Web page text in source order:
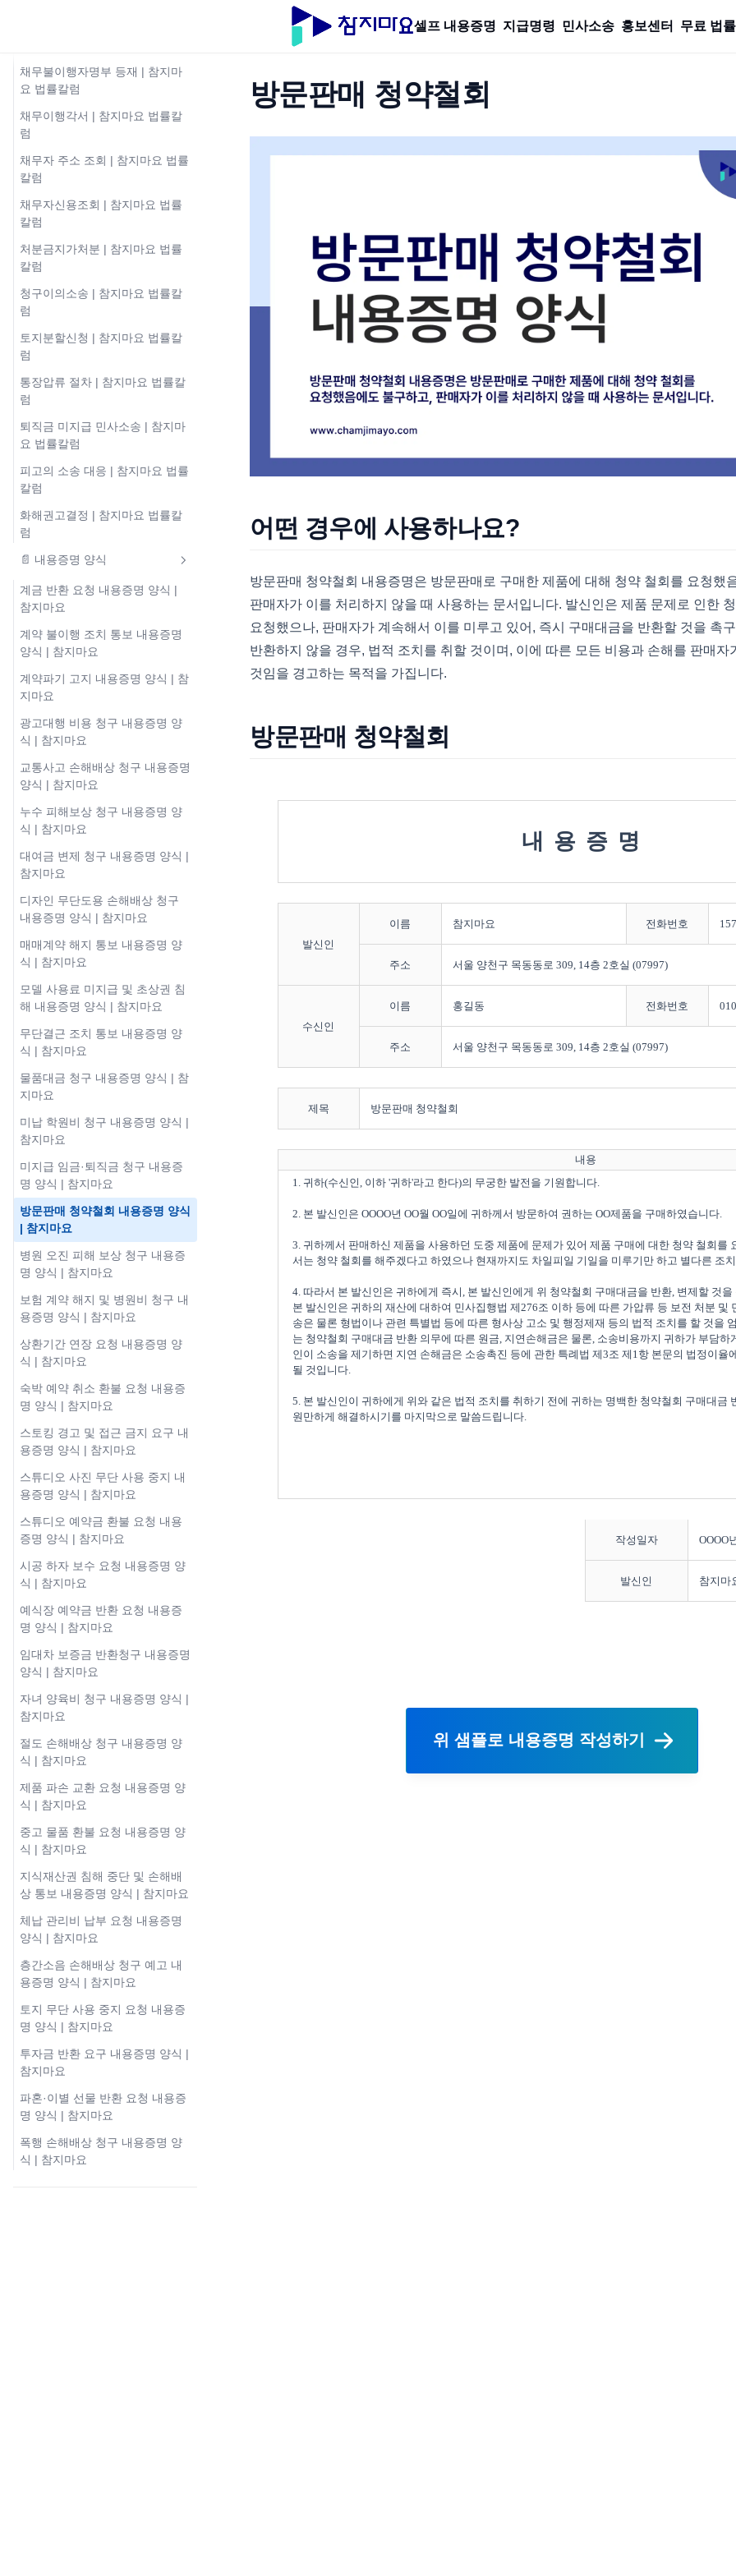
셀프 내용증명 지급명령 민사소송 홍보센터 무료 법
채무불이행자명부 등재 | 참지마
요 법률칼럼
채무이행각서 | 참지마요 법률칼
럼
채무자 주소 조회 | 참지마요 법률
칼럼
채무자신용조회 | 참지마요 법률
칼럼
처분금지가처분 | 참지마요 법률
칼럼
청구이의소송 | 참지마요 법률칼
럼
토지분할신청 | 참지마요 법률칼
럼
통장압류 절차 | 참지마요 법률칼
럼
퇴직금 미지급 민사소송 | 참지마
요 법률칼럼
피고의 소송 대응 | 참지마요 법률
칼럼
화해권고결정 | 참지마요 법률칼
럼
📄 내용증명 양식
계금 반환 요청 내용증명 양식 |
참지마요
계약 불이행 조치 통보 내용증명
양식 | 참지마요
계약파기 고지 내용증명 양식 | 참
지마요
광고대행 비용 청구 내용증명 양
식 | 참지마요
교통사고 손해배상 청구 내용증명
양식 | 참지마요
누수 피해보상 청구 내용증명 양
식 | 참지마요
대여금 변제 청구 내용증명 양식 |
참지마요
디자인 무단도용 손해배상 청구
내용증명 양식 | 참지마요
매매계약 해지 통보 내용증명 양
식 | 참지마요
모델 사용료 미지급 및 초상권 침
해 내용증명 양식 | 참지마요
무단결근 조치 통보 내용증명 양
식 | 참지마요
물품대금 청구 내용증명 양식 | 참
지마요
미납 학원비 청구 내용증명 양식 |
참지마요
미지급 임금·퇴직금 청구 내용증
명 양식 | 참지마요
방문판매 청약철회 내용증명 양식
| 참지마요
병원 오진 피해 보상 청구 내용증
명 양식 | 참지마요
보험 계약 해지 및 병원비 청구 내
용증명 양식 | 참지마요
상환기간 연장 요청 내용증명 양
식 | 참지마요
숙박 예약 취소 환불 요청 내용증
명 양식 | 참지마요
스토킹 경고 및 접근 금지 요구 내
용증명 양식 | 참지마요
스튜디오 사진 무단 사용 중지 내
용증명 양식 | 참지마요
스튜디오 예약금 환불 요청 내용
증명 양식 | 참지마요
시공 하자 보수 요청 내용증명 양
식 | 참지마요
예식장 예약금 반환 요청 내용증
명 양식 | 참지마요
임대차 보증금 반환청구 내용증명
양식 | 참지마요
자녀 양육비 청구 내용증명 양식 |
참지마요
절도 손해배상 청구 내용증명 양
식 | 참지마요
제품 파손 교환 요청 내용증명 양
식 | 참지마요
중고 물품 환불 요청 내용증명 양
식 | 참지마요
지식재산권 침해 중단 및 손해배
상 통보 내용증명 양식 | 참지마요
체납 관리비 납부 요청 내용증명
양식 | 참지마요
층간소음 손해배상 청구 예고 내
용증명 양식 | 참지마요
토지 무단 사용 중지 요청 내용증
명 양식 | 참지마요
투자금 반환 요구 내용증명 양식 |
참지마요
파혼·이별 선물 반환 요청 내용증
명 양식 | 참지마요
폭행 손해배상 청구 내용증명 양
식 | 참지마요
방문판매 청약철회
어떤 경우에 사용하나요?
방문판매 청약철회 내용증명은 방문판매로 구매한 제품에 대해 청약 철회를 요청했
판매자가 이를 처리하지 않을 때 사용하는 문서입니다. 발신인은 제품 문제로 인한
요청했으나, 판매자가 계속해서 이를 미루고 있어, 즉시 구매대금을 반환할 것을 촉
반환하지 않을 경우, 법적 조치를 취할 것이며, 이에 따른 모든 비용과 손해를 판매자
것임을 경고하는 목적을 가집니다.
방문판매 청약철회
내용증명
발신인
이름 참지마요 전화번호
주소 서울 양천구 목동동로 309, 14층 2호실 (07997)
수신인
이름 홍길동 전화번호
주소 서울 양천구 목동동로 309, 14층 2호실 (07997)
제목 방문판매 청약철회
내용
1. 귀하(수신인, 이하 '귀하'라고 한다)의 무궁한 발전을 기원합니다.
2. 본 발신인은 OOOO년 OO월 OO일에 귀하께서 방문하여 권하는 OO제품을 구매하였습니다.
3. 귀하께서 판매하신 제품을 사용하던 도중 제품에 문제가 있어 제품 구매에 대한 청약 철회를
서는 청약 철회를 해주겠다고 하였으나 현재까지도 차일피일 기일을 미루기만 하고 별다른 조치
4. 따라서 본 발신인은 귀하에게 즉시, 본 발신인에게 위 청약철회 구매대금을 반환, 변제할 것을
본 발신인은 귀하의 재산에 대하여 민사집행법 제276조 이하 등에 따른 가압류 등 보전 처분 및
송은 물론 형법이나 관련 특별법 등에 따른 형사상 고소 및 행정제재 등의 법적 조치를 할 것을
는 청약철회 구매대금 반환 의무에 따른 원금, 지연손해금은 물론, 소송비용까지 귀하가 부담하
인이 소송을 제기하면 지연 손해금은 소송촉진 등에 관한 특례법 제3조 제1항 본문의 법정이율
될 것입니다.
5. 본 발신인이 귀하에게 위와 같은 법적 조치를 취하기 전에 귀하는 명백한 청약철회 구매대금
작성일자 OOOO
발신인 참지마
위 샘플로 내용증명 작성하기